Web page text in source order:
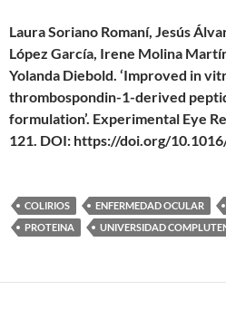
Laura Soriano Romaní, Jesús
López García, Irene Molina
Yolanda Diebold. ‘Improved in
thrombospondin-1-derived
formulation’. Experimental Eye
121. DOI: https://doi.org/
COLIRIOS ENFERMEDAD OCULAR
PROTEINA
UNIVERSIDAD